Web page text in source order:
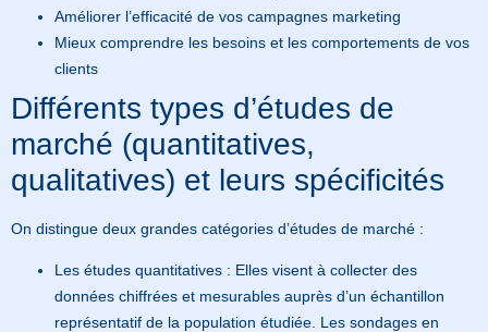
Améliorer l’efficacité de vos campagnes marketing
Mieux comprendre les besoins et les comportements de vos
clients
Différents types d’études de
marché (quantitatives,
qualitatives) et leurs spécificités
On distingue deux grandes catégories d’études de marché :
Les études quantitatives : Elles visent à collecter des
données chiffrées et mesurables auprès d’un échantillon
représentatif de la population étudiée. Les sondages en